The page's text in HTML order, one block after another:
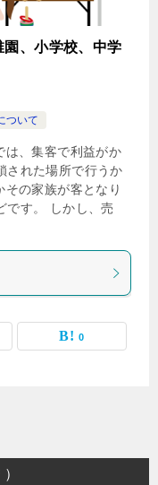
、小学校、中学
ついて
は、集客で利益がか
された場所で行うか
の家族が客となり
です。 しかし、売
0